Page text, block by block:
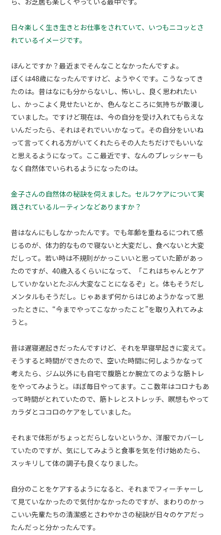
日々楽しく生き生きとお仕事をされていて、いつもニコッとさ
れているイメージです。
ほんとですか？最近までそんなことなかったんですよ。
ぼくは48歳になったんですけど、ようやくです。こうなってき
たのは。昔はなにも分からないし、怖いし、良く思われたい
し、かっこよく見せたいとか、色んなところに気持ちが散漫し
ていました。ですけど現在は、今の自分を受け入れてもらえな
いんだったら、それはそれでいいかなって。その自分をいいね
って言ってくれる方がいてくれたらその人たちだけでもいいな
と思えるようになって。ここ最近です、なんのプレッシャーも
なく自然体でいられるようになったのは。
金子さんの自然体の秘訣を伺えました。セルフケアについて実
践されているルーティンなどありますか？
昔はなんにもしなかったんです。でも年齢を重ねるにつれて感
じるのが、体力的なもので寝ないと大変だし、食べないと大変
だしって。若い時は不規則がかっこいいと思っていた節があっ
たのですが、40歳入るくらいになって、「これはちゃんとケア
していかないとたぶん大変なことになるぞ」と。体もそうだし
メンタルもそうだし。じゃあまず何からはじめようかなって思
ったときに、“今までやってこなかったこと”を取り入れてみよ
うと。
昔は遅寝遅起きだったんですけど、それを早寝早起きに変えて。
そうすると時間ができたので、空いた時間に何しようかなって
考えたら、ジム以外にも自宅で腹筋とか腕立てのような筋トレ
をやってみようと。ほぼ毎日やってます。ここ数年はコロナもあ
って時間がとれていたので、筋トレとストレッチ、瞑想もやって
カラダとココロのケアをしていました。
それまで体形がちょっとだらしないというか、洋服でカバーし
ていたのですが、気にしてみようと食事を気を付け始めたら、
スッキリして体の調子も良くなりました。
自分のことをケアするようになると、それまでフィーチャーし
て見ていなかったので気付かなかったのですが、まわりのかっ
こいい先輩たちの清潔感とさわやかさの秘訣が日々のケアだっ
たんだっと分かったんです。